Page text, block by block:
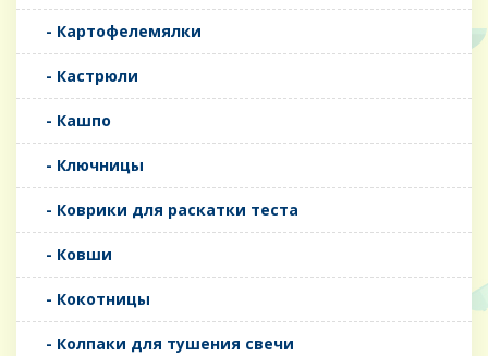
- Картофелемялки
- Кастрюли
- Кашпо
- Ключницы
- Коврики для раскатки теста
- Ковши
- Кокотницы
- Колпаки для тушения свечи